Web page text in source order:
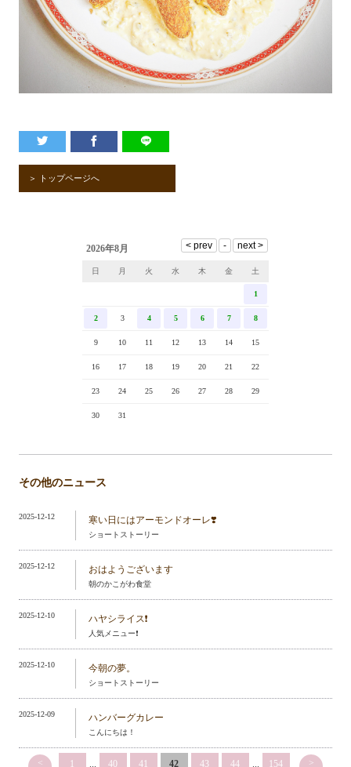
＞ トップページへ
2026年8月
日 月 火 水 木 金 土
1
2 3 4 5 6 7 8
9 10 11 12 13 14 15
16 17 18 19 20 21 22
23 24 25 26 27 28 29
30 31
その他のニュース
2025-12-12 寒い日にはアーモンドオーレ❣️
ショートストーリー
2025-12-12 おはようございます
朝のかこがわ食堂
2025-12-10 ハヤシライス❗️
人気メニュー❗️
2025-12-10 今朝の夢。
ショートストーリー
2025-12-09 ハンバーグカレー
こんにちは！
< 1 40 41 42 43 44 154 >